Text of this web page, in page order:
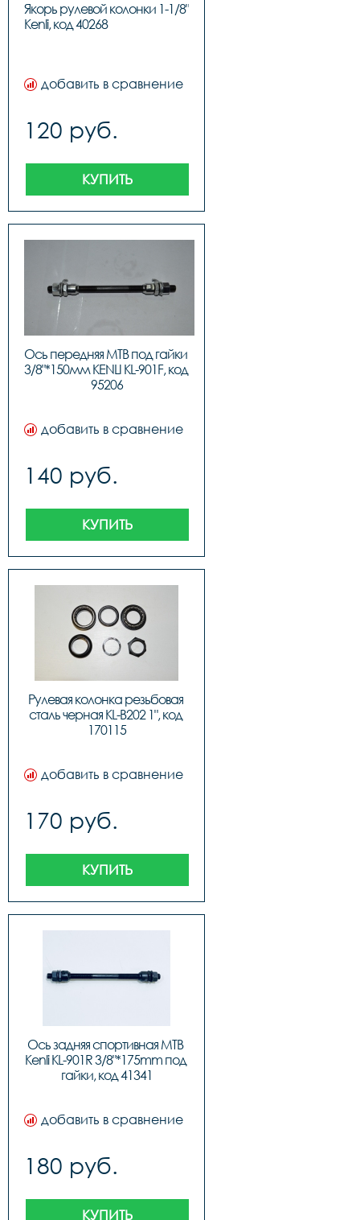
Якорь рулевой колонки 1-1/8"
Kenli,
добавить в сравнение
120 руб.
КУПИТЬ
Ось передняя МТВ под гайки
3/8"*150мм KENLI KL-901F, код
95206
добавить в сравнение
140 руб.
КУПИТЬ
Рулевая колонка резьбовая
сталь черная KL-B202 1", код
170115
добавить в сравнение
170 руб.
КУПИТЬ
Ось задняя спортивная MTB
Kenli KL-901R 3/8"*175mm под
гайки, код 41341
добавить в сравнение
180 руб.
КУПИТЬ